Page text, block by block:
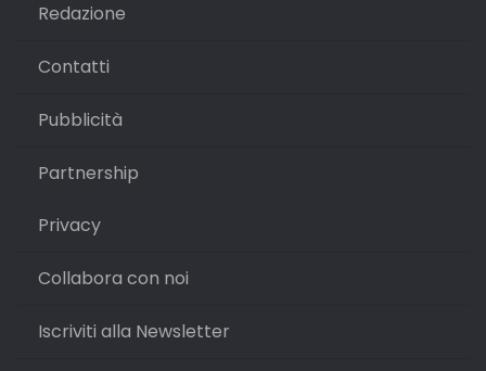
Redazione
Contatti
Pubblicità
Partnership
Privacy
Collabora con noi
Iscriviti alla Newsletter